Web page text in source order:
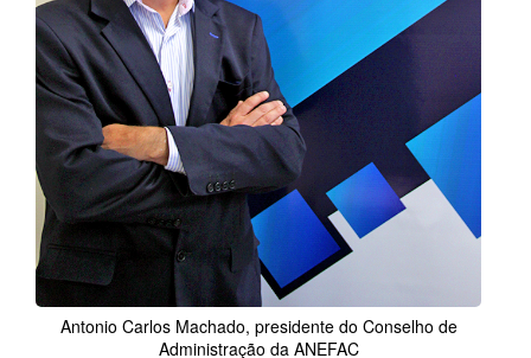
Antonio Carlos Machado, presidente do Conselho de
Administração da ANEFAC